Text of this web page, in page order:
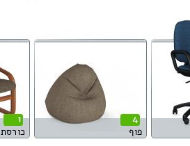
4
פוף
1
כורסת